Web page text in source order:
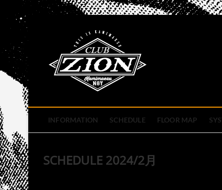
content
INFORMATION SCHEDULE FLOOR MAP
SCHEDULE 2024/2月